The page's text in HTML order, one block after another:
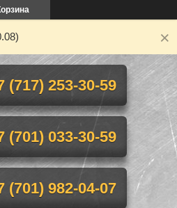
(717) 253-30-59
(701) 033-30-59
(701) 982-04-07